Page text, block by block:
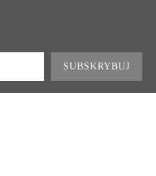
SUBSKRYBUJ